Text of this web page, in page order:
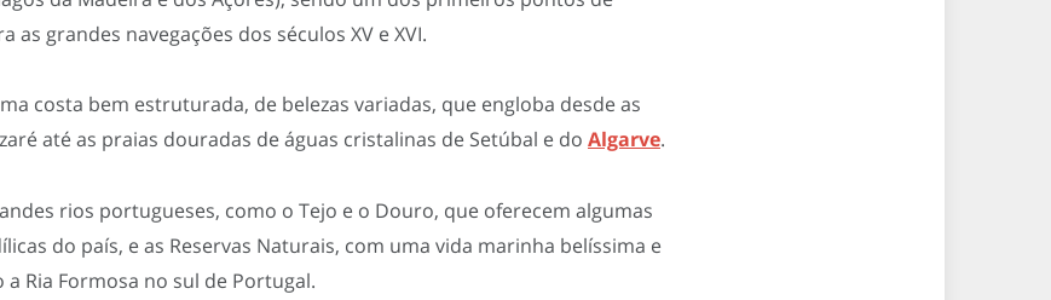
as grandes navegações dos séculos XV e XVI.
costa bem estruturada, de belezas variadas, que engloba desde as
até as praias douradas de águas cristalinas de Setúbal e do Algarve.
rios portugueses, como o Tejo e o Douro, que oferecem algumas
do país, e as Reservas Naturais, com uma vida marinha belíssima e
Ria Formosa no sul de Portugal.